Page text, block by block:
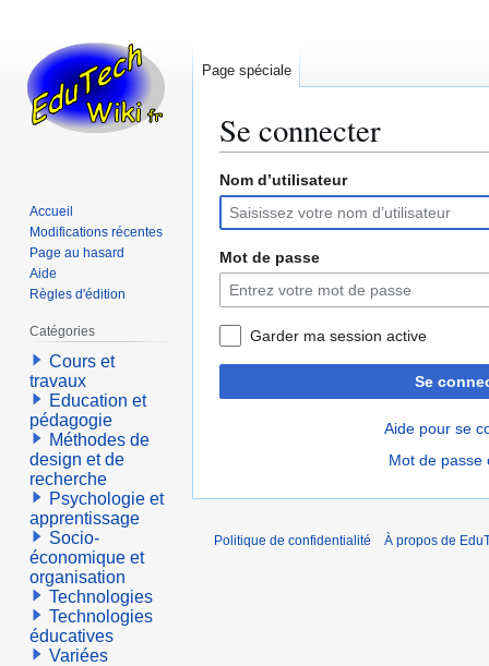
Se connecter
Aller
la
navigation
Aller
la
recherche
Nom d’utilisateur
Mot de passe
Garder ma session active
Se
Aide pour se
Mot de passe
Page spéciale
Accueil
Modifications récentes
Page au hasard
Aide
Règles d'édition
Catégories
Cours et
travaux
Education et
pédagogie
Méthodes de
design et de
recherche
Psychologie et
apprentissage
Socio-
économique et
organisation
Technologies
Technologies
éducatives
Variées
Politique de confidentialité À propos de